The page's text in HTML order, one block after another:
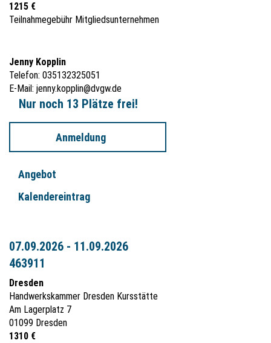
1215 €
Teilnahmegebühr Mitgliedsunternehmen
Jenny Kopplin
Telefon: 035132325051
E-Mail: jenny.kopplin@dvgw.de
Nur noch 13 Plätze frei!
Anmeldung
Angebot
Kalendereintrag
07.09.2026 - 11.09.2026
463911
Dresden
Handwerkskammer Dresden Kursstätte
Am Lagerplatz 7
01099 Dresden
1310 €